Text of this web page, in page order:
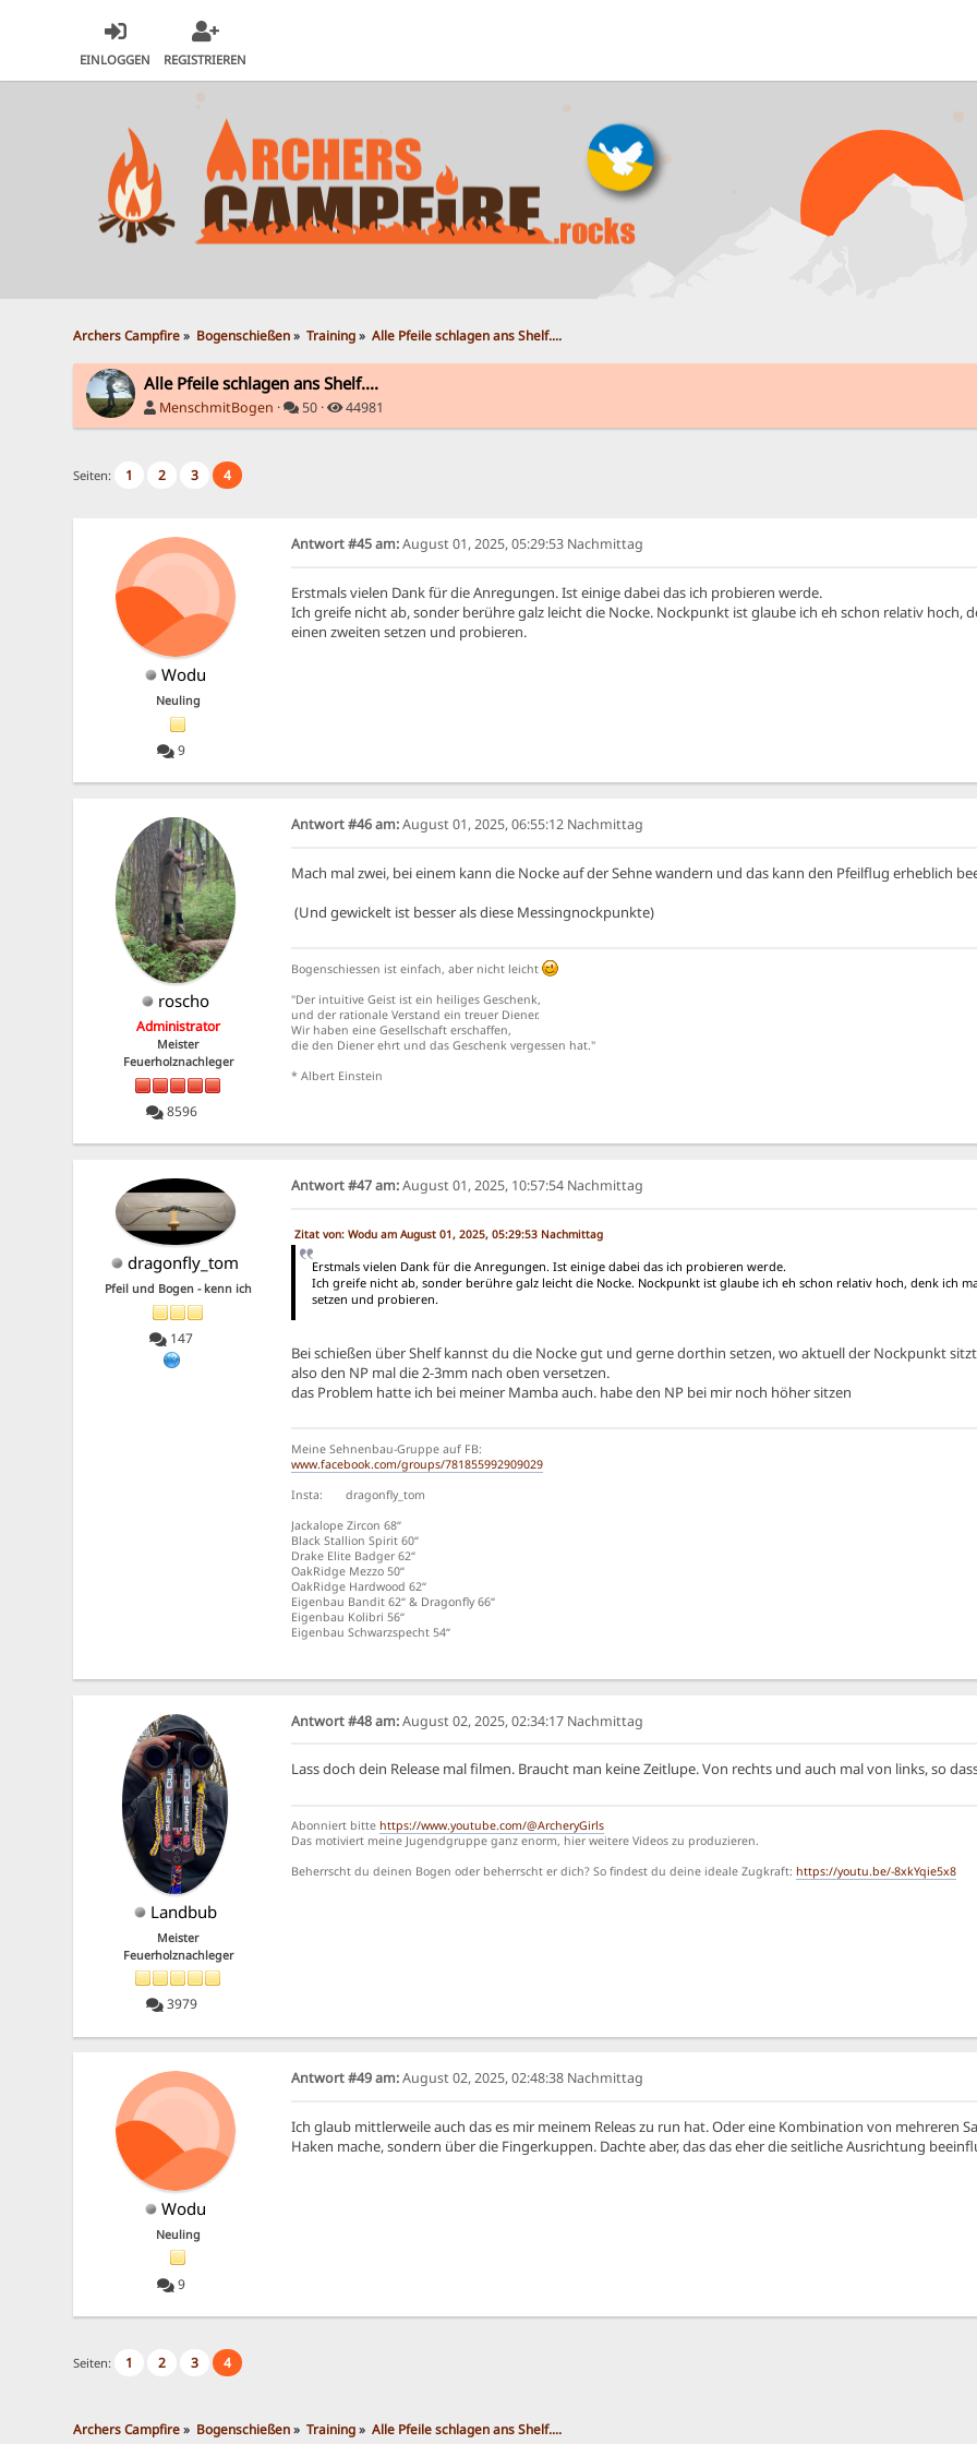
EINLOGGEN REGISTRIEREN
Archers Campfire» Bogenschießen» Training» Alle Pfeile schlagen ans Shelf....
Alle Pfeile schlagen ans Shelf....
MenschmitBogen · 50 · 44981
Seiten: 1 2 3 4
Wodu
Neuling
9
Antwort #45 am:August 01, 2025, 05:29:53 Nachmittag
Erstmals vielen Dank für die Anregungen. Ist einige dabei das ich probieren werde.
Ich greife nicht ab, sonder berühre galz leicht die Nocke. Nockpunkt ist glaube ich eh schon relativ hoch,
einen zweiten setzen und probieren.
roscho
Administrator
Meister
Feuerholznachleger
8596
Antwort #46 am:August 01, 2025, 06:55:12 Nachmittag
Mach mal zwei, bei einem kann die Nocke auf der Sehne wandern und das kann den Pfeilflug erheblich
(Und gewickelt ist besser als diese Messingnockpunkte)
Bogenschiessen ist einfach, aber nicht leicht
"Der intuitive Geist ist ein heiliges Geschenk,
und der rationale Verstand ein treuer Diener.
Wir haben eine Gesellschaft erschaffen,
die den Diener ehrt und das Geschenk vergessen hat."
* Albert Einstein
dragonfly_tom
Pfeil und Bogen - kenn ich
147
Antwort #47 am:August 01, 2025, 10:57:54 Nachmittag
Zitat von: Wodu am August 01, 2025, 05:29:53 Nachmittag
Erstmals vielen Dank für die Anregungen. Ist einige dabei das ich probieren werde.
Ich greife nicht ab, sonder berühre galz leicht die Nocke. Nockpunkt ist glaube ich eh schon relativ hoch, denk ich
setzen und probieren.
Bei schießen über Shelf kannst du die Nocke gut und gerne dorthin setzen, wo aktuell der Nockpunkt
also den NP mal die 2-3mm nach oben versetzen.
das Problem hatte ich bei meiner Mamba auch. habe den NP bei mir noch höher sitzen
Meine Sehnenbau-Gruppe auf FB:
www.facebook.com/groups/781855992909029
Insta: dragonfly_tom
Jackalope Zircon 68“
Black Stallion Spirit 60“
Drake Elite Badger 62“
OakRidge Mezzo 50“
OakRidge Hardwood 62“
Eigenbau Bandit 62“ & Dragonfly 66“
Eigenbau Kolibri 56“
Eigenbau Schwarzspecht 54“
Landbub
Meister
Feuerholznachleger
3979
Antwort #48 am:August 02, 2025, 02:34:17 Nachmittag
Lass doch dein Release mal filmen. Braucht man keine Zeitlupe. Von rechts und auch mal von links, so
Abonniert bitte https://www.youtube.com/@ArcheryGirls
Das motiviert meine Jugendgruppe ganz enorm, hier weitere Videos zu produzieren.
Beherrscht du deinen Bogen oder beherrscht er dich? So findest du deine ideale Zugkraft: https://youtu.be/-8xkYqie5x8
Wodu
Neuling
9
Antwort #49 am:August 02, 2025, 02:48:38 Nachmittag
Ich glaub mittlerweile auch das es mir meinem Releas zu run hat. Oder eine Kombination von mehreren
Haken mache, sondern über die Fingerkuppen. Dachte aber, das das eher die seitliche Ausrichtung
Seiten: 1 2 3 4
Archers Campfire» Bogenschießen» Training» Alle Pfeile schlagen ans Shelf....